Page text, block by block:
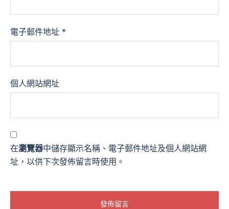
電子郵件地址 *
個人網站網址
在瀏覽器中儲存顯示名稱、電子郵件地址及個人網站網
址，以供下次發佈留言時使用。